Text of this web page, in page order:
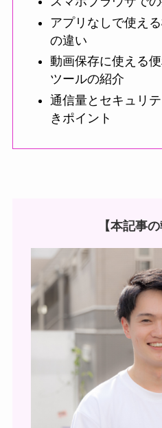
アプリなしで使え
の違い
動画保存に使える
ツールの紹介
通信量とセキュリ
きポイント
【本記事